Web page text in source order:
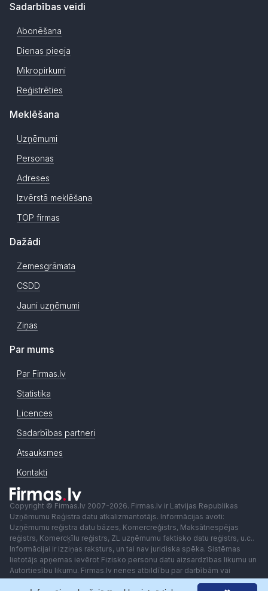
Sadarbības veidi
Abonēšana
Dienas pieeja
Mikropirkumi
Reģistrēties
Meklēšana
Uzņēmumi
Personas
Adreses
Izvērstā meklēšana
TOP firmas
Dažādi
Zemesgrāmata
CSDD
Jauni uzņēmumi
Ziņas
Par mums
Par Firmas.lv
Statistika
Licences
Sadarbības partneri
Atsauksmes
Kontakti
Copyright © Firmas.lv 2007-2026. Firmas.lv ir Latvijas Republikas
Uzņēmumu Reģistra datu atkalizmantotājs. Informācijas avoti:
Uzņēmumu reģistra datu bāzes, Komercreģistrs, Maksātnespējas
reģistrs, Komercķīlu reģistrs, ZL uzņēmumu faktisko datu reģistrs, u.c..
Informācijai ir izziņas raksturs, un tai nav juridiska spēka. Sistēmas
lietotājs apņemas ievērot Fizisko personu datu aizsardzības likumu un
Autortiesību likumu. Firmas.lv nenes atbildību par darbībām vai
lēmumiem, kas balstīti uz saņemto pakalpojumu. Lietotājam aizliegts